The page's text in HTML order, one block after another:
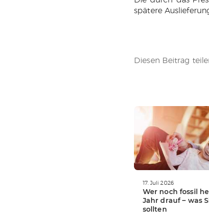
spätere
Diesen Beitrag
WEITERLESEN
17. Juli 2026
Wer noch fossil
Jahr drauf – was
sollten